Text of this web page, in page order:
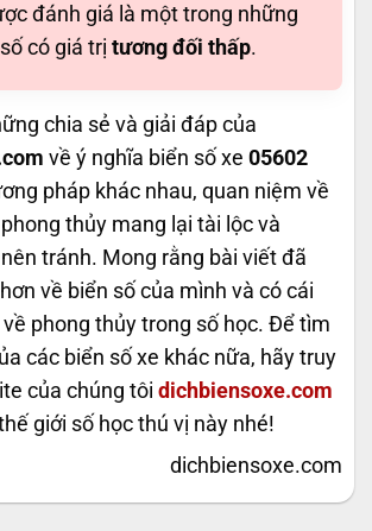
đánh giá là một trong những
có giá trị tương đối thấp.
chia sẻ và giải đáp của
về ý nghĩa biển số xe 05602
pháp khác nhau, quan niệm về
thủy mang lại tài lộc và
tránh. Mong rằng bài viết đã
về biển số của mình và có cái
phong thủy trong số học. Để tìm
các biển số xe khác nữa, hãy truy
của chúng tôi dichbiensoxe.com
giới số học thú vị này nhé!
dichbiensoxe.com